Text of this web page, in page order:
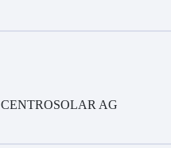
CENTROSOLAR AG